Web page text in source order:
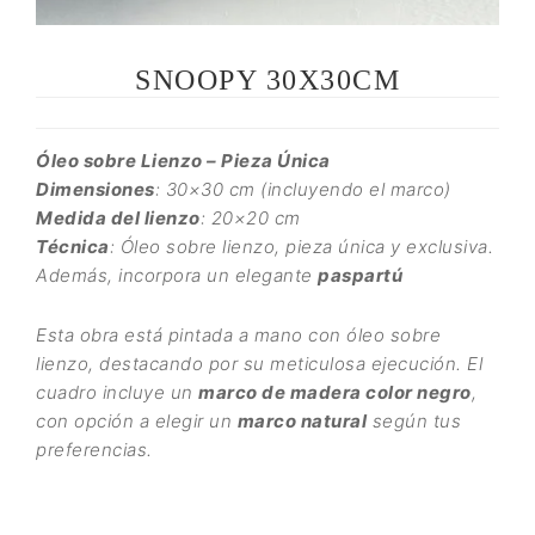
SNOOPY 30X30CM
Óleo sobre Lienzo – Pieza Única
Dimensiones: 30×30 cm (incluyendo el marco)
Medida del lienzo: 20×20 cm
Técnica: Óleo sobre lienzo, pieza única y exclusiva.
Además, incorpora un elegante paspartú
Esta obra está pintada a mano con óleo sobre
lienzo, destacando por su meticulosa ejecución. El
cuadro incluye un marco de madera color negro,
con opción a elegir un marco naturalsegún tus
preferencias.